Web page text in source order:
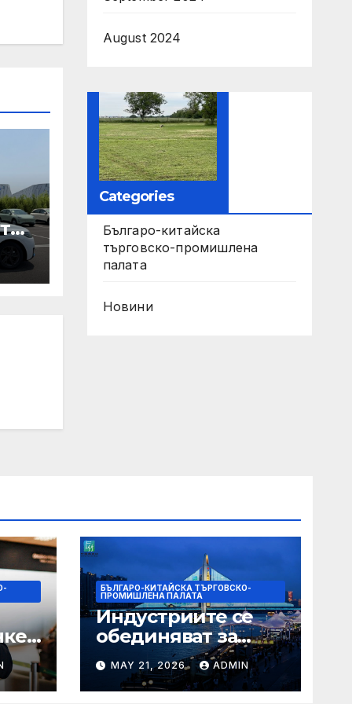
August 2024
Categories
Българо-китайска
търговско-промишлена
палата
Новини
БЪЛГАРО-КИТАЙСКА ТЪРГОВСКО-
ПРОМИШЛЕНА ПАЛАТА
Индустриите се
обединяват за
висококачествен
растеж на
културния и
MAY 21, 2026 ADMIN